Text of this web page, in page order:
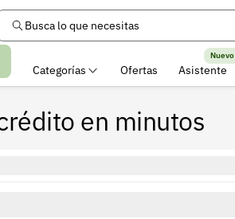
Busca lo que necesitas
Categorías Ofertas Asistente
Nuevo
en minutos